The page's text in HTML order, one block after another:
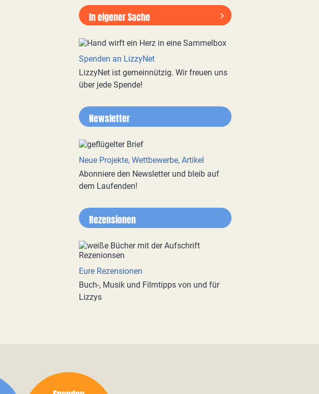
In eigener Sache
Spenden an LizzyNet
LizzyNet ist gemeinnützig. Wir freuen uns
über jede Spende!
Newsletter
Neue Projekte, Wettbewerbe, Artikel
Abonniere den Newsletter und bleib auf
dem Laufenden!
Rezensionen
Eure Rezensionen
Buch-, Musik und Filmtipps von und für
Lizzys